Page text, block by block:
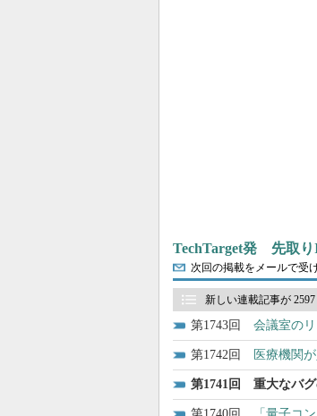
TechTarget発 先取
次回の掲載をメールで受
新しい連載記事が
1743 会議室の
1742 医療機関
1741 重大なバ